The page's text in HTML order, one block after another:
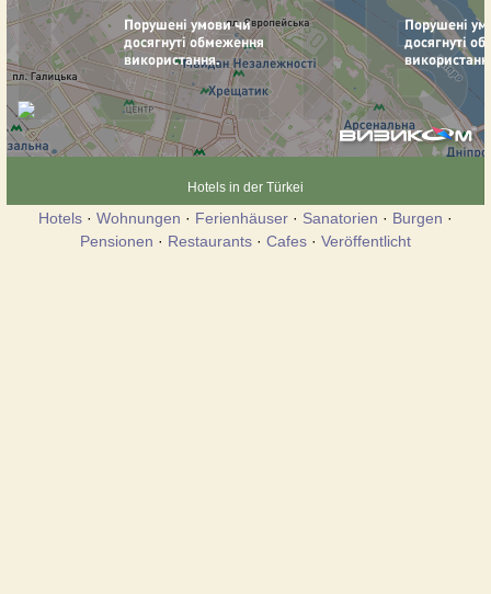
Hotels in der Türkei
Hotels · Wohnungen · Ferienhäuser · Sanatorien · Burgen ·
Pensionen · Restaurants · Cafes · Veröffentlicht